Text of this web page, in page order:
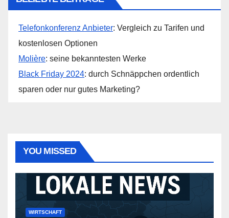
Telefonkonferenz Anbieter: Vergleich zu Tarifen und
kostenlosen Optionen
Molière: seine bekanntesten Werke
Black Friday 2024: durch Schnäppchen ordentlich
sparen oder nur gutes Marketing?
YOU MISSED
WIRTSCHAFT